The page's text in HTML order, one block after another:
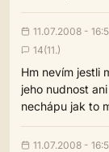
11.07.2008 -
14(11.)
Hm nevím jestli
jeho nudnost
nechápu jak to
11.07.2008 -